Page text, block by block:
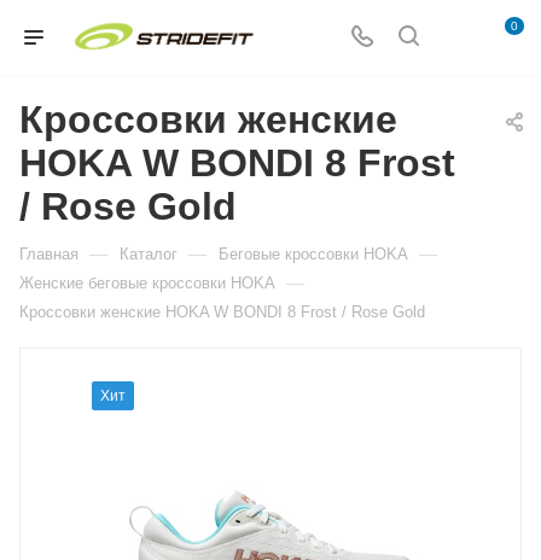
0
Кроссовки женские
HOKA W BONDI 8 Frost
/ Rose Gold
Главная — Каталог — Беговые кроссовки HOKA —
Женские беговые кроссовки HOKA —
Кроссовки женские HOKA W BONDI 8 Frost / Rose Gold
Хит